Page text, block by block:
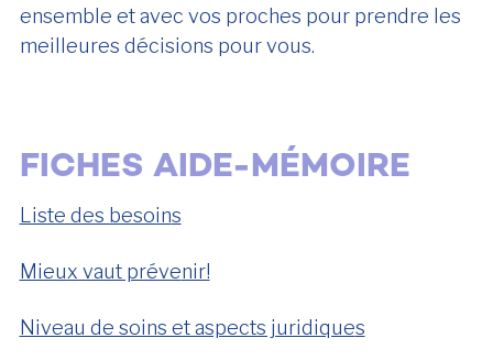
ensemble et avec vos proches pour prendre les
meilleures décisions pour vous.
FICHES AIDE-MÉMOIRE
Liste des besoins
Mieux vaut prévenir!
Niveau de soins et aspects juridiques